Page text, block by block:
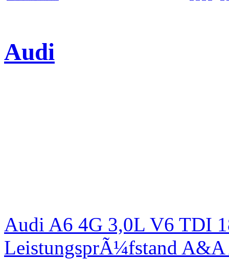
Audi
Audi A6 4G 3,0L V6 TDI
LeistungsprÃ¼fstand